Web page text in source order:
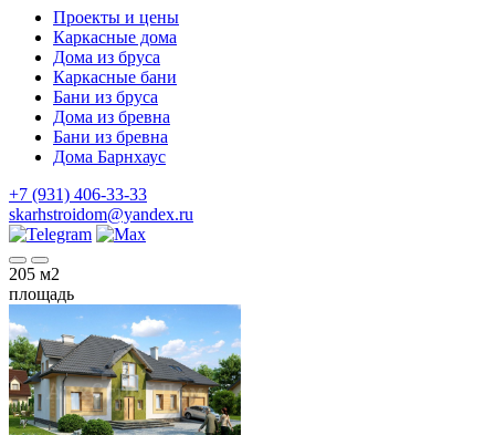
Проекты и цены
Каркасные дома
Дома из бруса
Каркасные бани
Бани из бруса
Дома из бревна
Бани из бревна
Дома Барнхаус
+7 (931) 406-33-33
skarhstroidom@yandex.ru
205 м2
площадь